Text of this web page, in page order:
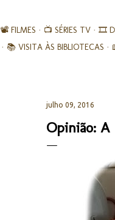
📽️ FILMES 📺 SÉRIES TV 🎞︎
📚︎ VISITA ÀS BIBLIOTECAS
julho 09, 2016
Opinião: